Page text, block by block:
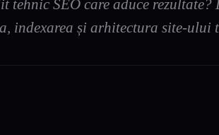
tehnic SEO care aduce
indexarea și arhitectura site-